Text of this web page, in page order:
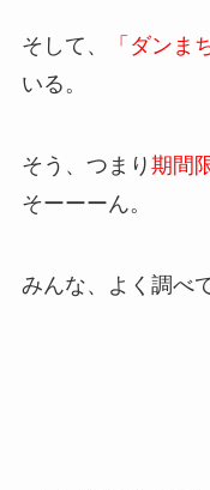
そして、 「ダンま
いる。
そう、つまり 期間
そーーーん。
みんな、よく調べ